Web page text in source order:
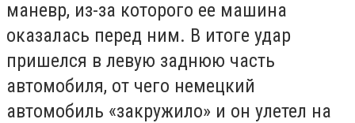
маневр, из-за которого ее машина
оказалась перед ним. В итоге удар
пришелся в левую заднюю часть
автомобиля, от чего немецкий
автомобиль «закружило» и он улетел на